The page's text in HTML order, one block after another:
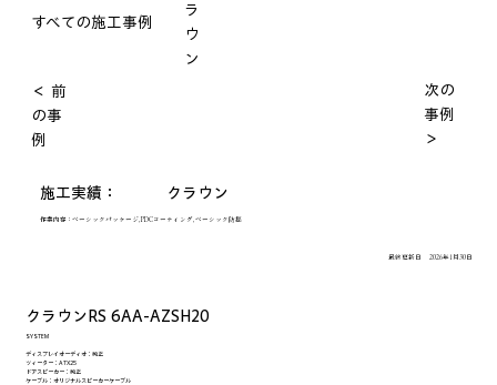
すべての施工事例
ラ
ウ
ン
施工実績： クラウン
作業内容：ベーシックパッケージ, PDCコーティング, ベーシック防振
最終更新日 2026年1月30日
クラウンRS 6AA-AZSH20
SYSTEM
ディスプレイオーディオ：純正
ツィーター：ATX25
ドアスピーカー：純正
ケーブル：オリジナルスピーカーケーブル
＜ 前
の事
例
次の
事例
＞